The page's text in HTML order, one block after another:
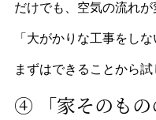
だけでも、空気の流れが
「大がかりな工事をし
まずはできることから
④ 「家そのもの